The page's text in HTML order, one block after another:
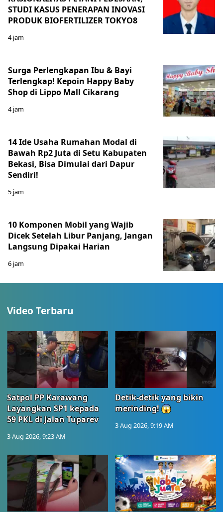
STUDI KASUS PENERAPAN INOVASI
PRODUK BIOFERTILIZER TOKYO8
4 jam
Surga Perlengkapan Ibu & Bayi
Terlengkap! Kepoin Happy Baby
Shop di Lippo Mall Cikarang
4 jam
14 Ide Usaha Rumahan Modal di
Bawah Rp2 Juta di Setu Kabupaten
Bekasi, Bisa Dimulai dari Dapur
Sendiri!
5 jam
10 Komponen Mobil yang Wajib
Dicek Setelah Libur Panjang, Jangan
Langsung Dipakai Harian
6 jam
Video Terbaru
Satpol PP Karawang
Layangkan SP1 kepada
59 PKL di Jalan Tuparev
3 Aug 2026, 9:23 AM
Detik-detik yang bikin
merinding! 😱
3 Aug 2026, 9:19 AM